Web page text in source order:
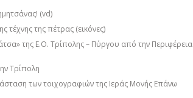
(vd)
της πέτρας (εικόνες)
της Ε.Ο. Τρίπολης – Πύργου από την Περιφέρεια
Τρίπολη
των τοιχογραφιών της Ιεράς Μονής Επάνω